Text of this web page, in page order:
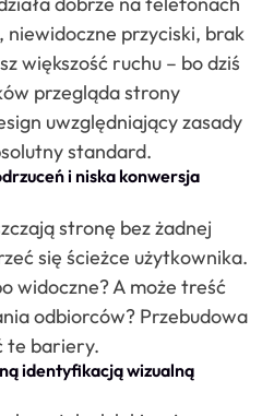
niewidoczne przyciski, brak
większość ruchu – bo dziś
przegląda strony
uwzględniający zasady
standard.
i niska konwersja
stronę bez żadnej
się ścieżce użytkownika.
widoczne? A może treść
odbiorców? Przebudowa
te bariery.
identyfikacją wizualną